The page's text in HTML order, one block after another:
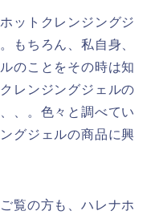
ットクレンジングジ
もちろん、私自身、
のことをその時は知
レンジングジェルの
、。色々と調べてい
グジェルの商品に興
覧の方も、ハレナホ